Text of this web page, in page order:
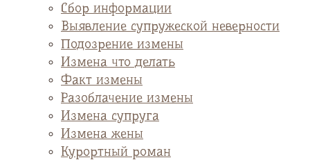
Сбор информации
Выявление супружеской неверности
Подозрение измены
Измена что делать
Факт измены
Разоблачение измены
Измена супруга
Измена жены
Курортный роман